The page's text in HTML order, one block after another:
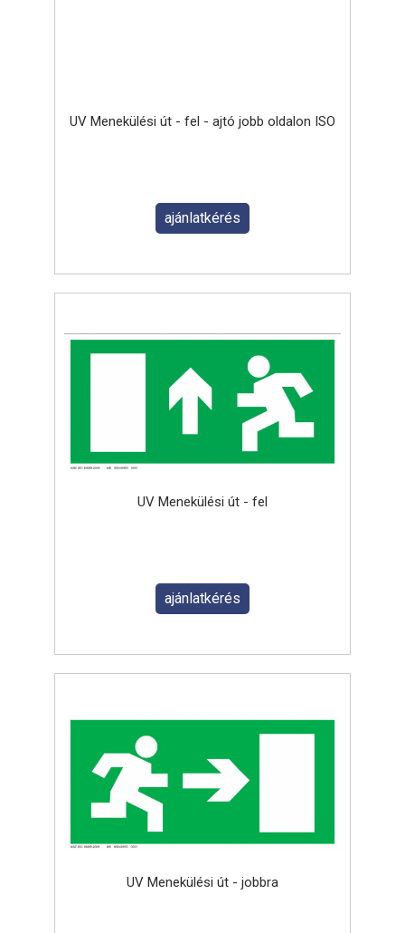
UV Menekülési út - fel - ajtó jobb oldalon ISO
ajánlatkérés
UV Menekülési út - fel
ajánlatkérés
UV Menekülési út - jobbra